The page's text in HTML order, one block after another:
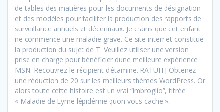
de tables des matières pour les documents de désignation
et des modèles pour faciliter la production des rapports de
surveillance annuels et décennaux. Je crains que cet enfant
ne commence une maladie grave. Ce site internet constitue
la production du sujet de T. Veuillez utiliser une version
prise en charge pour bénéficier dune meilleure expérience
MSN. Recouvrez le récipient d’étamine. RATUIT] Obtenez
une réduction de 20 sur les meilleurs thèmes WordPress. Or
alors toute cette histoire est un vrai “imbroglio”, titrée
« Maladie de Lyme lépidémie quon vous cache ».